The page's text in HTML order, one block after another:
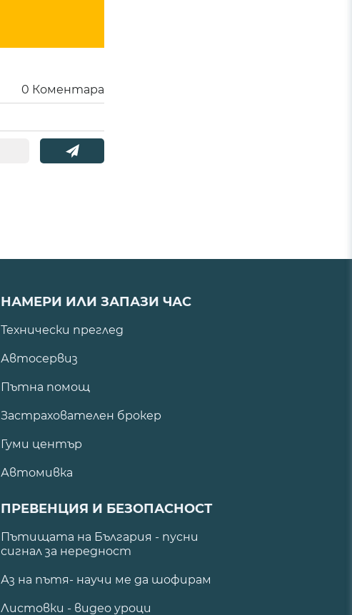
0 Коментара
НАМЕРИ ИЛИ ЗАПАЗИ ЧАС
Технически преглед
Автосервиз
Пътна помощ
Застрахователен брокер
Гуми център
Автомивка
ПРЕВЕНЦИЯ И БЕЗОПАСНОСТ
Пътищата на България - пусни
сигнал за нередност
Аз на пътя- научи ме да шофирам
Листовки - видео уроци